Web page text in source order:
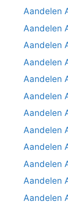
Aandelen
Aandelen
Aandelen
Aandelen
Aandelen
Aandelen
Aandelen
Aandelen
Aandelen
Aandelen
Aandelen
Aandelen